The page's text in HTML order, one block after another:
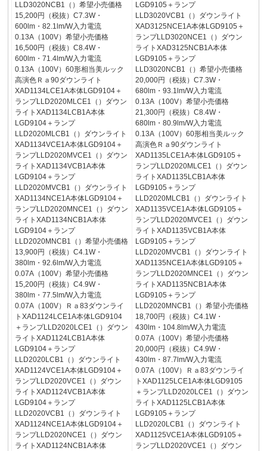
LLD3020NCB1（）希望小売価格
15,200円（税抜）C7.3W・
600lm・82.1lm/W入力電流
0.13A（100V）希望小売価格
16,500円（税抜）C8.4W・
600lm・71.4lm/W入力電流
0.13A（100V）60形相当美ルック
高演色Ｒａ90ダウンライト
XAD1134LCE1A本体LGD9104＋
ランプLLD2020MLCE1（）ダウン
ライトXAD1134LCB1A本体
LGD9104＋ランプ
LLD2020MLCB1（）ダウンライト
XAD1134VCE1A本体LGD9104＋
ランプLLD2020MVCE1（）ダウン
ライトXAD1134VCB1A本体
LGD9104＋ランプ
LLD2020MVCB1（）ダウンライト
XAD1134NCE1A本体LGD9104＋
ランプLLD2020MNCE1（）ダウン
ライトXAD1134NCB1A本体
LGD9104＋ランプ
LLD2020MNCB1（）希望小売価格
13,900円（税抜）C4.1W・
380lm・92.6lm/W入力電流
0.07A（100V）希望小売価格
15,200円（税抜）C4.9W・
380lm・77.5lm/W入力電流
0.07A（100V）Ｒａ83ダウンライ
トXAD1124LCE1A本体LGD9104
＋ランプLLD2020LCE1（）ダウン
ライトXAD1124LCB1A本体
LGD9104＋ランプ
LLD2020LCB1（）ダウンライト
XAD1124VCE1A本体LGD9104＋
ランプLLD2020VCE1（）ダウン
ライトXAD1124VCB1A本体
LGD9104＋ランプ
LLD2020VCB1（）ダウンライト
XAD1124NCE1A本体LGD9104＋
ランプLLD2020NCE1（）ダウン
ライトXAD1124NCB1A本体
LGD9105＋ランプ
LLD3020VCB1（）ダウンライト
XAD3125NCE1A本体LGD9105＋
ランプLLD3020NCE1（）ダウン
ライトXAD3125NCB1A本体
LGD9105＋ランプ
LLD3020NCB1（）希望小売価格
20,000円（税抜）C7.3W・
680lm・93.1lm/W入力電流
0.13A（100V）希望小売価格
21,300円（税抜）C8.4W・
680lm・80.9lm/W入力電流
0.13A（100V）60形相当美ルック
高演色Ｒａ90ダウンライト
XAD1135LCE1A本体LGD9105＋
ランプLLD2020MLCE1（）ダウン
ライトXAD1135LCB1A本体
LGD9105＋ランプ
LLD2020MLCB1（）ダウンライト
XAD1135VCE1A本体LGD9105＋
ランプLLD2020MVCE1（）ダウン
ライトXAD1135VCB1A本体
LGD9105＋ランプ
LLD2020MVCB1（）ダウンライト
XAD1135NCE1A本体LGD9105＋
ランプLLD2020MNCE1（）ダウン
ライトXAD1135NCB1A本体
LGD9105＋ランプ
LLD2020MNCB1（）希望小売価格
18,700円（税抜）C4.1W・
430lm・104.8lm/W入力電流
0.07A（100V）希望小売価格
20,000円（税抜）C4.9W・
430lm・87.7lm/W入力電流
0.07A（100V）Ｒａ83ダウンライ
トXAD1125LCE1A本体LGD9105
＋ランプLLD2020LCE1（）ダウン
ライトXAD1125LCB1A本体
LGD9105＋ランプ
LLD2020LCB1（）ダウンライト
XAD1125VCE1A本体LGD9105＋
ランプLLD2020VCE1（）ダウン